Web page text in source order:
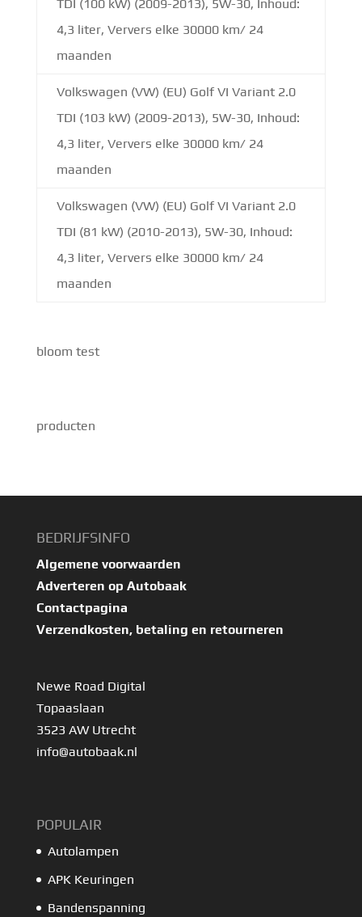
TDI (100 kW) (2009-2013), 5W-30, Inhoud:
4,3 liter, Ververs elke 30000 km/ 24
maanden
Volkswagen (VW) (EU) Golf VI Variant 2.0
TDI (103 kW) (2009-2013), 5W-30, Inhoud:
4,3 liter, Ververs elke 30000 km/ 24
maanden
Volkswagen (VW) (EU) Golf VI Variant 2.0
TDI (81 kW) (2010-2013), 5W-30, Inhoud:
4,3 liter, Ververs elke 30000 km/ 24
maanden
bloom test
producten
BEDRIJFSINFO
Algemene voorwaarden
Adverteren op Autobaak
Contactpagina
Verzendkosten, betaling en retourneren
Newe Road Digital
Topaaslaan
3523 AW Utrecht
info@autobaak.nl
POPULAIR
Autolampen
APK Keuringen
Bandenspanning